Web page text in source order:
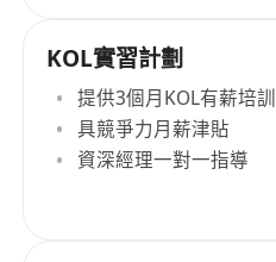
KOL實習計劃
提供3個月KOL有薪培訓
具競爭力月薪津貼
資深經理一對一指導